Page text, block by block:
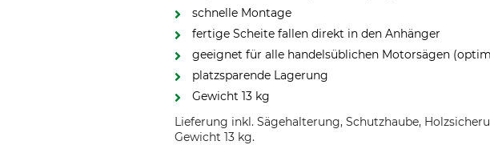
schnelle Montage
fertige Scheite fallen direkt in den Anhänger
geeignet für alle handelsüblichen Motorsägen
platzsparende Lagerung
Gewicht 13 kg
Lieferung inkl. Sägehalterung, Schutzhaube,
Gewicht 13 kg.